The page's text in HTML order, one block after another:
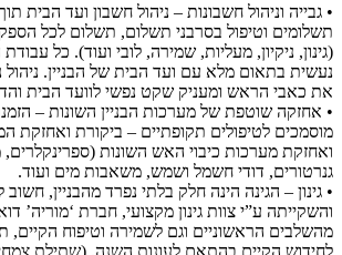
• גבייה וניהול חשבונות – ניהול חשבון ועד הבית
תשלומים וטיפול בסרבני תשלום, תשלום לכל
(גינון, ניקיון, מעליות, שמירה, לובי ועוד). כל
נעשית בתאום מלא עם ועד הבית של הבניין. ניהול
את כאבי הראש ומעניק שקט נפשי לוועד הבית
• אחזקה שוטפת של מערכות הבניין השונות –
מוסמכים לטיפולים תקופתיים – ביקורת ואחזקת
ואחזקת מערכות כיבוי האש השונות (ספרינקלרים,
גנרטורים, דודי חשמל ושמש, משאבות מים ועוד.
• גינון – הגינה הינה חלק בלתי נפרד מהבניין,
והשקייתה ע”י צוות גינון מקצועי, חברת ‘מוריה’
מהשלבים הראשוניים וגם לשמירה וטיפוח הקיים,
לחידוש הקיים בהתאם לעונות השנה. (שתילת